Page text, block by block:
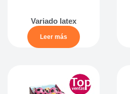
Variado latex
Leer más